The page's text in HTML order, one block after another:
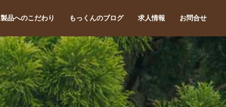
製品へのこだわり もっくんのブログ 求人情報 お問合せ